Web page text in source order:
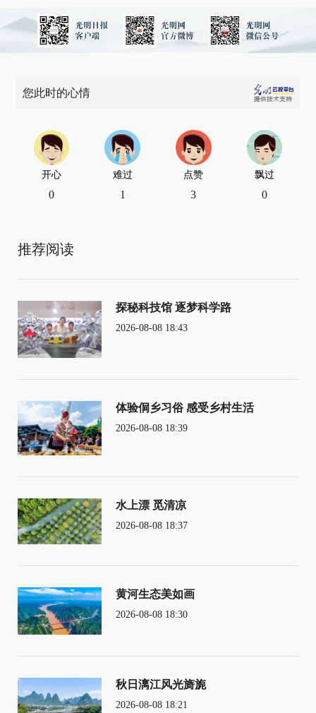
您此时的心情
开心
0
难过
1
点赞
3
飘过
0
推荐阅读
探秘科技馆 逐梦科学路
2026-08-08 18:43
体验侗乡习俗 感受乡村生活
2026-08-08 18:39
水上漂 觅清凉
2026-08-08 18:37
黄河生态美如画
2026-08-08 18:30
秋日漓江风光旖旎
2026-08-08 18:21